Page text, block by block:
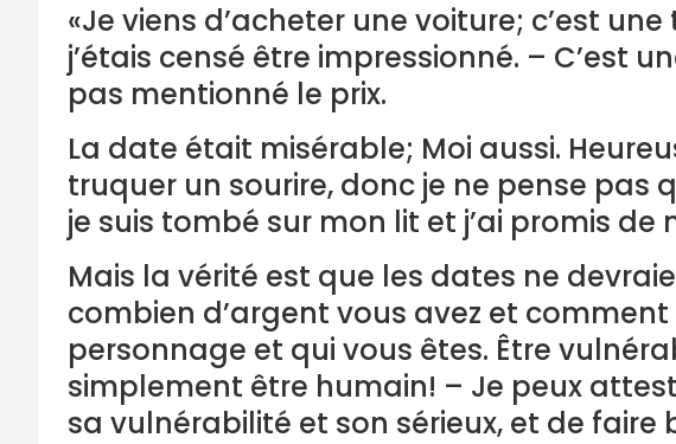
«Je viens d’acheter une voiture; c’est
j’étais censé être impressionné. – C’est
pas mentionné le prix.
La date était misérable; Moi aussi.
truquer un sourire, donc je ne pense pas
je suis tombé sur mon lit et j’ai promis de
Mais la vérité est que les dates ne
combien d’argent vous avez et
personnage et qui vous êtes. Être
simplement être humain! – Je peux
sa vulnérabilité et son sérieux, et de faire